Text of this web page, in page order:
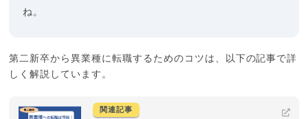
ね。
第二新卒から異業種に転職するためのコツは、以下の記事で詳
しく解説しています。
関連記事